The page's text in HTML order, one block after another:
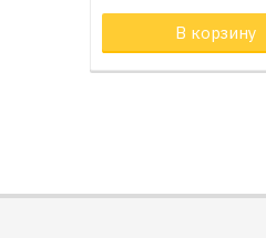
В корзину